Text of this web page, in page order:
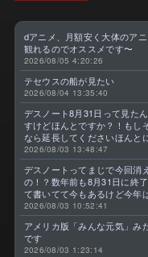
dアニメ、月額安く大体のアニ
観れるのでオススメです〜
2026/08/05 4:20:26
テセウスの船が見たい
2026/08/04 13:35:40
デスノート8月31日って見た
すけどほんとですか？！もし
なら延長してくださいほんと
好きなんです😭
2026/08/03 13:48:47
デスノートってまじで今回消
の！？数年前も8月31日に終
て書いてて今もあるけど今年
じのやつ！？よくわからん！！
きればなくならないでほしい
成アニメを振り返らせてくれ
っ！！！！！！！
2026/08/03 10:52:41
アメリカ版「みんな元気」み
です
2026/08/03 1:23:14